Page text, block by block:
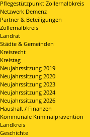
Pflegestützpunkt Zollernalbkreis
Netzwerk Demenz
Partner & Beteiligungen
Zollernalbkreis
Landrat
Städte & Gemeinden
Kreisrecht
Kreistag
Neujahrssitzung 2019
Neujahrssitzung 2020
Neujahrssitzung 2023
Neujahrssitzung 2024
Neujahrssitzung 2026
Haushalt / Finanzen
Kommunale Kriminalprävention
Landkreis
Geschichte